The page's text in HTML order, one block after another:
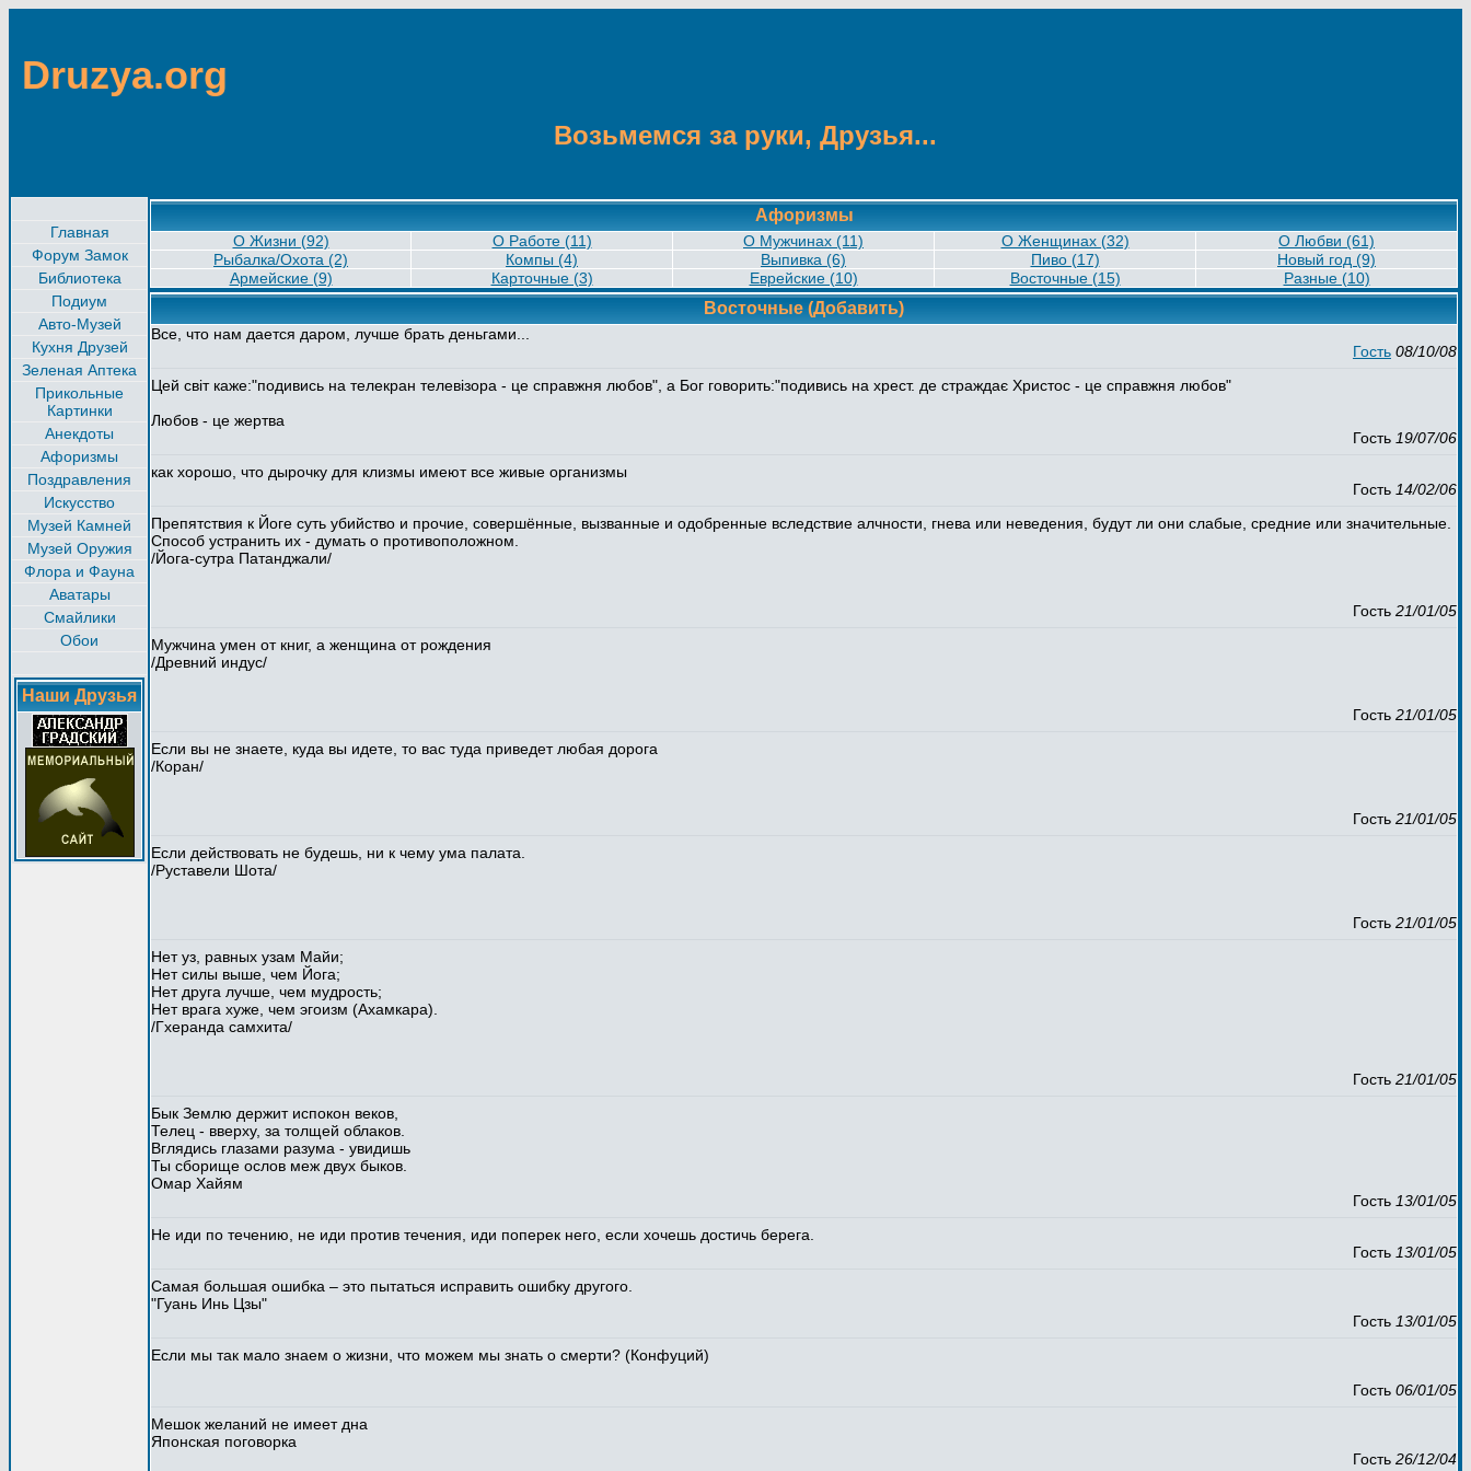
Druzya.org
Возьмемся за руки, Друзья...
Главная
Форум Замок
Библиотека
Подиум
Авто-Музей
Кухня Друзей
Зеленая Аптека
Прикольные
Картинки
Анекдоты
Афоризмы
Поздравления
Искусство
Музей Камней
Музей Оружия
Флора и Фауна
Аватары
Смайлики
Обои
Наши Друзья
Афоризмы
О Жизни (92) О Работе (11) О Мужчинах (11) О Женщинах (32)
О Любви (61)
Рыбалка/Охота (2)
Компы (4) Выпивка (6) Пиво (17)
Новый год (9)
Армейские (9)
Карточные (3) Еврейские (10) Восточные (15) Разные (10)
Восточные (Добавить)
Все, что нам дается даром, лучше брать деньгами...
Гость 08/10/08
Цей світ каже:"подивись на телекран телевізора - це справжня любов", а Бог говорить:"подивись на хрест. де страждає Христос - це справжня любов"
Любов - це жертва
Гость 19/07/06
как хорошо, что дырочку для клизмы имеют все живые организмы
Гость 14/02/06
Препятствия к Йоге суть убийство и прочие, совершённые, вызванные и одобренные вследствие алчности, гнева или неведения, будут ли они слабые, средние или значительные.
Способ устранить их - думать о противоположном.
/Йога-сутра Патанджали/
Гость 21/01/05
Мужчина умен от книг, а женщина от рождения
/Древний индус/
Гость 21/01/05
Если вы не знаете, куда вы идете, то вас туда приведет любая дорога
/Коран/
Гость 21/01/05
Если действовать не будешь, ни к чему ума палата.
/Руставели Шота/
Гость 21/01/05
Нет уз, равных узам Майи;
Нет силы выше, чем Йога;
Нет друга лучше, чем мудрость;
Нет врага хуже, чем эгоизм (Ахамкара).
/Гхеранда самхита/
Гость 21/01/05
Бык Землю держит испокон веков,
Телец - вверху, за толщей облаков.
Вглядись глазами разума - увидишь
Ты сборище ослов меж двух быков.
Омар Хайям
Гость 13/01/05
Hе иди по течению, не иди против течения, иди поперек него, если хочешь достичь берега.
Гость 13/01/05
Самая большая ошибка – это пытаться исправить ошибку другого.
"Гуань Инь Цзы"
Гость 13/01/05
Если мы так мало знаем о жизни, что можем мы знать о смерти? (Конфуций)
Гость 06/01/05
Мешок желаний не имеет дна
Японская поговорка
Гость 26/12/04